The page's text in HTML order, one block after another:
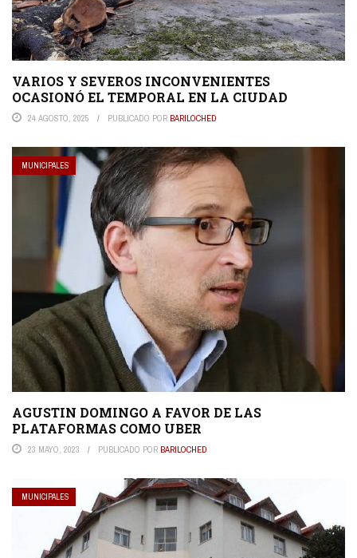
VARIOS Y SEVEROS INCONVENIENTES
OCASIONÓ EL TEMPORAL EN LA CIUDAD
24 AGOSTO, 2025 PUBLICADO POR BARILOCHED
MUNICIPALES
AGUSTIN DOMINGO A FAVOR DE LAS
PLATAFORMAS COMO UBER
23 MAYO, 2023 PUBLICADO POR BARILOCHED
MUNICIPALES